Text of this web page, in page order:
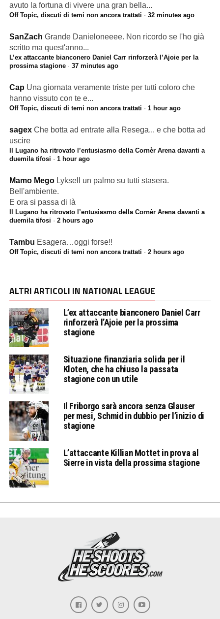
avuto la fortuna di vivere una gran bella...
Off Topic, discuti di temi non ancora trattati · 32 minutes ago
SanZach Grande Danieloneeee. Non ricordo se l'ho già
scritto ma quest'anno...
L’ex attaccante bianconero Daniel Carr rinforzerà l’Ajoie per la
prossima stagione· 37 minutes ago
Cap Una giornata veramente triste per tutti coloro che
hanno vissuto con te e...
Off Topic, discuti di temi non ancora trattati · 1 hour ago
sagex Che botta ad entrate alla Resega... e che botta ad
uscire
Il Lugano ha ritrovato l’entusiasmo della Cornèr Arena davanti a
duemila tifosi · 1 hour ago
Mamo Mego Lyksell un palmo su tutti stasera.
Bell'ambiente.
E ora si passa di là
Il Lugano ha ritrovato l’entusiasmo della Cornèr Arena davanti a
duemila tifosi · 2 hours ago
Tambu Esagera…oggi forse!!
Off Topic, discuti di temi non ancora trattati · 2 hours ago
ALTRI ARTICOLI IN NATIONAL LEAGUE
L’ex attaccante bianconero Daniel Carr
rinforzerà l’Ajoie per la prossima
stagione
Situazione finanziaria solida per il
Kloten, che ha chiuso la passata
stagione con un utile
Il Friborgo sarà ancora senza Glauser
per mesi, Schmid in dubbio per l’inizio di
stagione
L’attaccante Killian Mottet in prova al
Sierre in vista della prossima stagione